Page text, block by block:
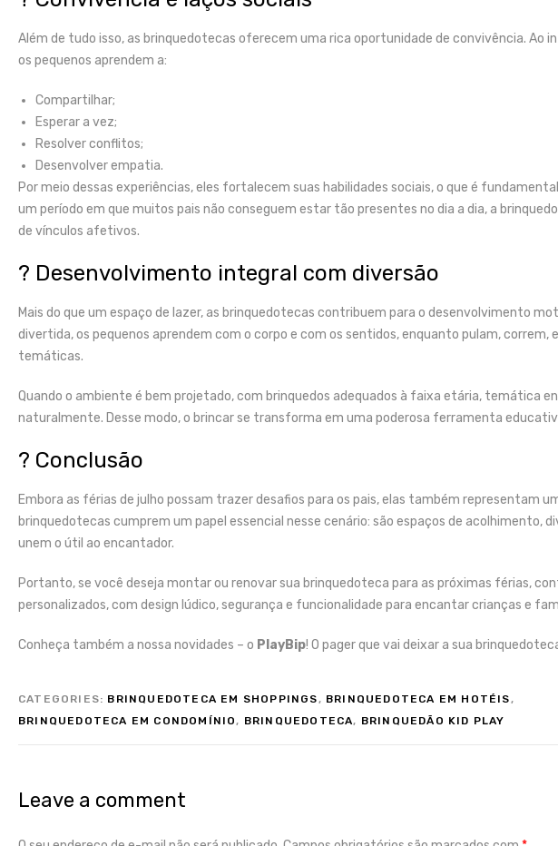
Além de tudo isso, as brinquedotecas oferecem uma rica oportunidade de convivência. Ao
os pequenos aprendem a:
Compartilhar;
Esperar a vez;
Resolver conflitos;
Desenvolver empatia.
Por meio dessas experiências, eles fortalecem suas habilidades sociais, o que é
um período em que muitos pais não conseguem estar tão presentes no dia a dia, a
de vínculos afetivos.
? Desenvolvimento integral com diversão
Mais do que um espaço de lazer, as brinquedotecas contribuem para o desenvolvimento
divertida, os pequenos aprendem com o corpo e com os sentidos, enquanto pulam,
temáticas.
Quando o ambiente é bem projetado, com brinquedos adequados à faixa etária, temática
naturalmente. Desse modo, o brincar se transforma em uma poderosa ferramenta
? Conclusão
Embora as férias de julho possam trazer desafios para os pais, elas também representam
brinquedotecas cumprem um papel essencial nesse cenário: são espaços de acolhimento,
unem o útil ao encantador.
Portanto, se você deseja montar ou renovar sua brinquedoteca para as próximas férias,
personalizados, com design lúdico, segurança e funcionalidade para encantar crianças e
Conheça também a nossa novidades – o PlayBip! O pager que vai deixar a sua
CATEGORIES: BRINQUEDOTECA EM SHOPPINGS , BRINQUEDOTECA EM HOTÉIS ,
BRINQUEDOTECA EM CONDOMÍNIO , BRINQUEDOTECA, BRINQUEDÃO KID PLAY
Leave a comment